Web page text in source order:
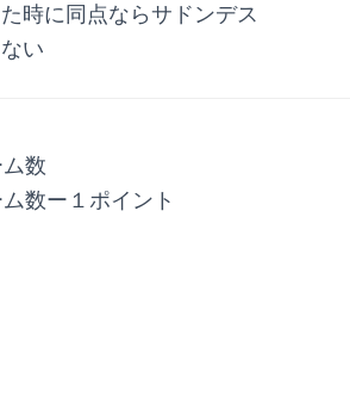
時に同点ならサドンデス
い
数
数ー１ポイント